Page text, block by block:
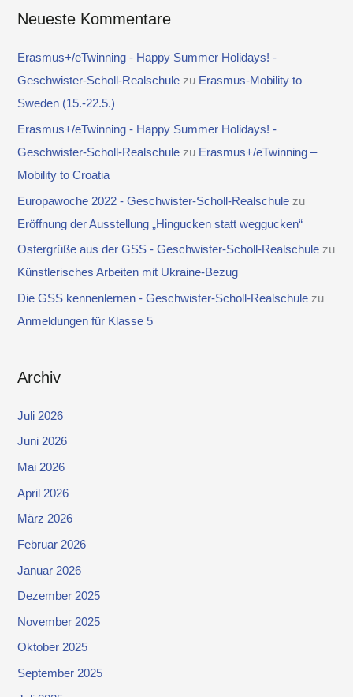
Neueste Kommentare
Erasmus+/eTwinning - Happy Summer Holidays! -
Geschwister-Scholl-Realschule zu Erasmus-Mobility to
Sweden (15.-22.5.)
Erasmus+/eTwinning - Happy Summer Holidays! -
Geschwister-Scholl-Realschule zu Erasmus+/eTwinning –
Mobility to Croatia
Europawoche 2022 - Geschwister-Scholl-Realschule zu
Eröffnung der Ausstellung „Hingucken statt weggucken“
Ostergrüße aus der GSS - Geschwister-Scholl-Realschule zu
Künstlerisches Arbeiten mit Ukraine-Bezug
Die GSS kennenlernen - Geschwister-Scholl-Realschule zu
Anmeldungen für Klasse 5
Archiv
Juli 2026
Juni 2026
Mai 2026
April 2026
März 2026
Februar 2026
Januar 2026
Dezember 2025
November 2025
Oktober 2025
September 2025